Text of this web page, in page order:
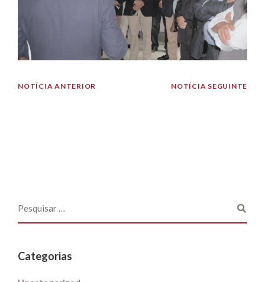
NOTÍCIA ANTERIOR NOTÍCIA SEGUINTE
Categorias